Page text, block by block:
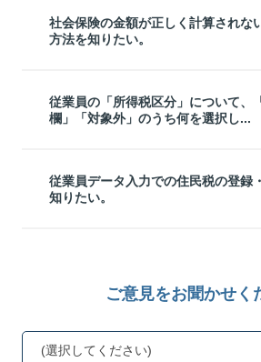
社会保険の金額が正しく計算されな
方法を知りたい。
従業員の「所得税区分」について、
欄」「対象外」のうち何を選択し...
従業員データ入力での住民税の登録
知りたい。
ご意見をお聞かせく
(選択してください)